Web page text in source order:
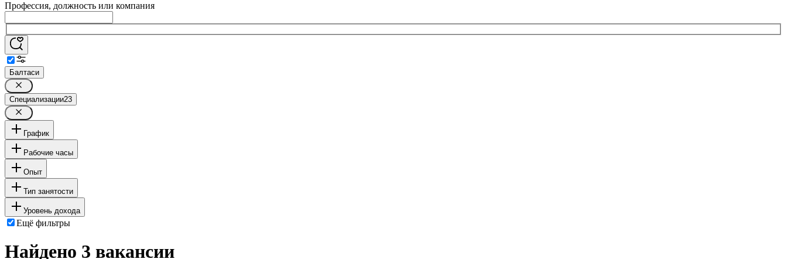
Профессия, должность или компания
Балтаси
Специализации23
График
Рабочие часы
Опыт
Тип занятости
Уровень дохода
Ещё фильтры
Найдено 3 вакансии